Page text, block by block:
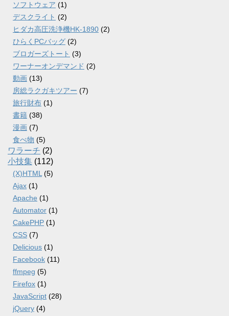
ソフトウェア (1)
デスクライト (2)
ヒダカ高圧洗浄機HK-1890 (2)
ひらくPCバッグ (2)
ブロガーズトート (3)
ワーナーオンデマンド (2)
動画 (13)
房総ラクガキツアー (7)
旅行財布 (1)
書籍 (38)
漫画 (7)
食べ物 (5)
ワラーチ (2)
小技集 (112)
(X)HTML (5)
Ajax (1)
Apache (1)
Automator (1)
CakePHP (1)
CSS (7)
Delicious (1)
Facebook (11)
ffmpeg (5)
Firefox (1)
JavaScript (28)
jQuery (4)